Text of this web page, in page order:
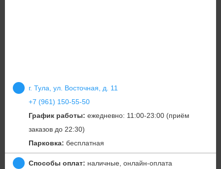
г. Тула, ул. Восточная, д. 11
+7 (961) 150-55-50
График работы: ежедневно: 11:00-23:00 (приём
заказов до 22:30)
Парковка: бесплатная
Способы оплат: наличные, онлайн-оплата